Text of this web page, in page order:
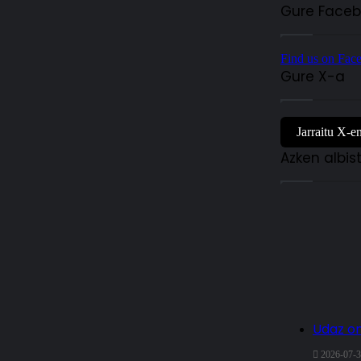
Gure
Find us on
Gure X-a
Jarraitu X-en
Azken
Udaz
2026-07-